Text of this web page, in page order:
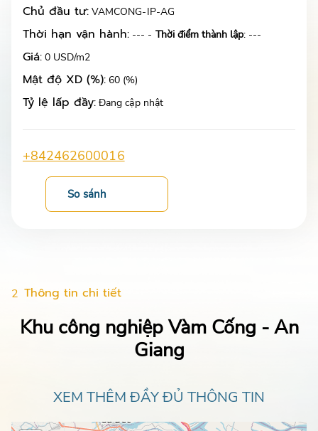
Chủ đầu tư: VAMCONG-IP-AG
Thời hạn vận hành: --- - Thời điểm thành lập: ---
Giá: 0 USD/m2
Mật độ XD (%): 60 (%)
Tỷ lệ lấp đầy: Đang cập nhật
+842462600016
So sánh
2 Thông tin chi tiết
Khu công nghiệp Vàm Cống - An
Giang
XEM THÊM ĐẦY ĐỦ THÔNG TIN